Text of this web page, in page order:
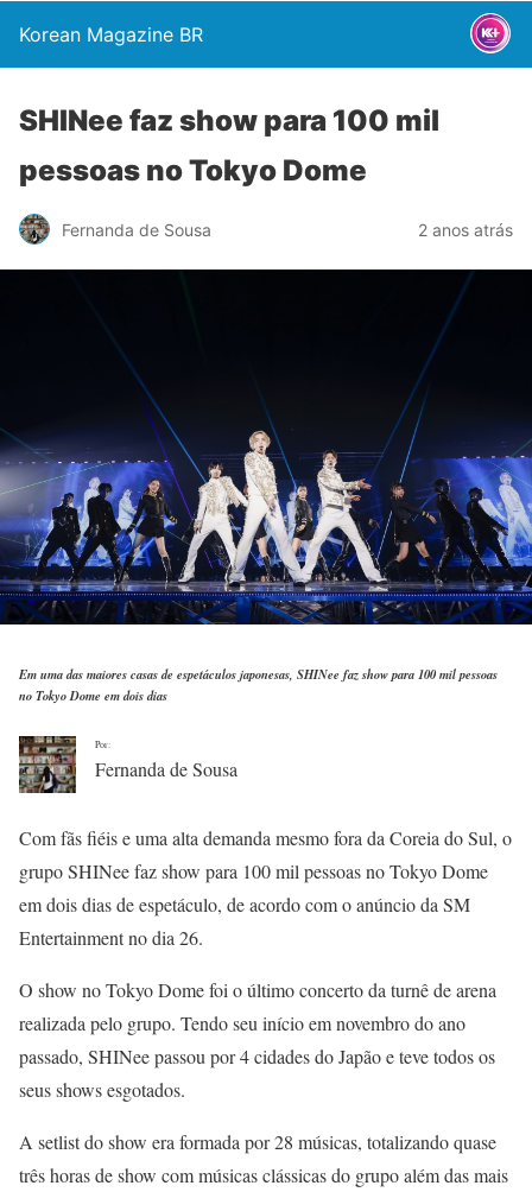
Korean Magazine BR
SHINee faz show para 100 mil
pessoas no Tokyo Dome
Fernanda de Sousa 2 anos atrás
Em uma das maiores casas de espetáculos japonesas, SHINee faz show para 100 mil pessoas
no Tokyo Dome em dois dias
Por:
Fernanda de Sousa
Com fãs fiéis e uma alta demanda mesmo fora da Coreia do Sul, o
grupo SHINee faz show para 100 mil pessoas no Tokyo Dome
em dois dias de espetáculo, de acordo com o anúncio da SM
Entertainment no dia 26.
O show no Tokyo Dome foi o último concerto da turnê de arena
realizada pelo grupo. Tendo seu início em novembro do ano
passado, SHINee passou por 4 cidades do Japão e teve todos os
seus shows esgotados.
A setlist do show era formada por 28 músicas, totalizando quase
três horas de show com músicas clássicas do grupo além das mais